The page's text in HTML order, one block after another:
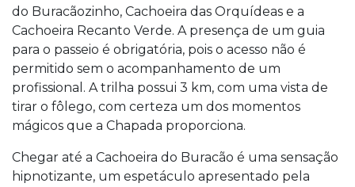
do Buracãozinho, Cachoeira das Orquídeas e a
Cachoeira Recanto Verde. A presença de um guia
para o passeio é obrigatória, pois o acesso não é
permitido sem o acompanhamento de um
profissional. A trilha possui 3 km, com uma vista de
tirar o fôlego, com certeza um dos momentos
mágicos que a Chapada proporciona.
Chegar até a Cachoeira do Buracão é uma sensação
hipnotizante, um espetáculo apresentado pela